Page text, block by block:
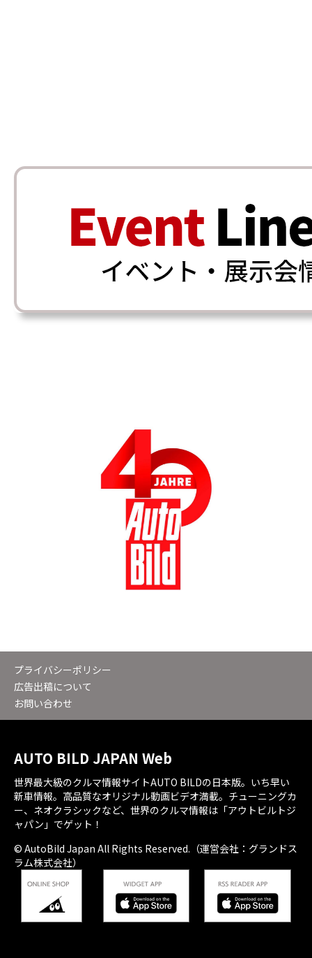
プライバシーポリシー
広告出稿について
お問い合わせ
AUTO BILD JAPAN Web
世界最大級のクルマ情報サイトAUTO BILDの日本版。いち早い
新車情報。高品質なオリジナル動画ビデオ満載。チューニングカ
ー、ネオクラシックなど、世界のクルマ情報は「アウトビルトジ
ャパン」でゲット！
© AutoBild Japan All Rights Reserved.（運営会社：グランドス
ラム株式会社）